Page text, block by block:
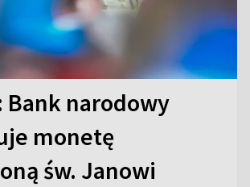
Bank narodowy
monetę
św. Janowi